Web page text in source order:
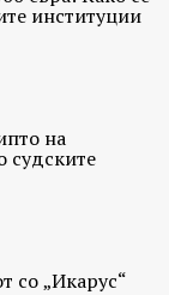
институции
на
судските
со „Икарус“